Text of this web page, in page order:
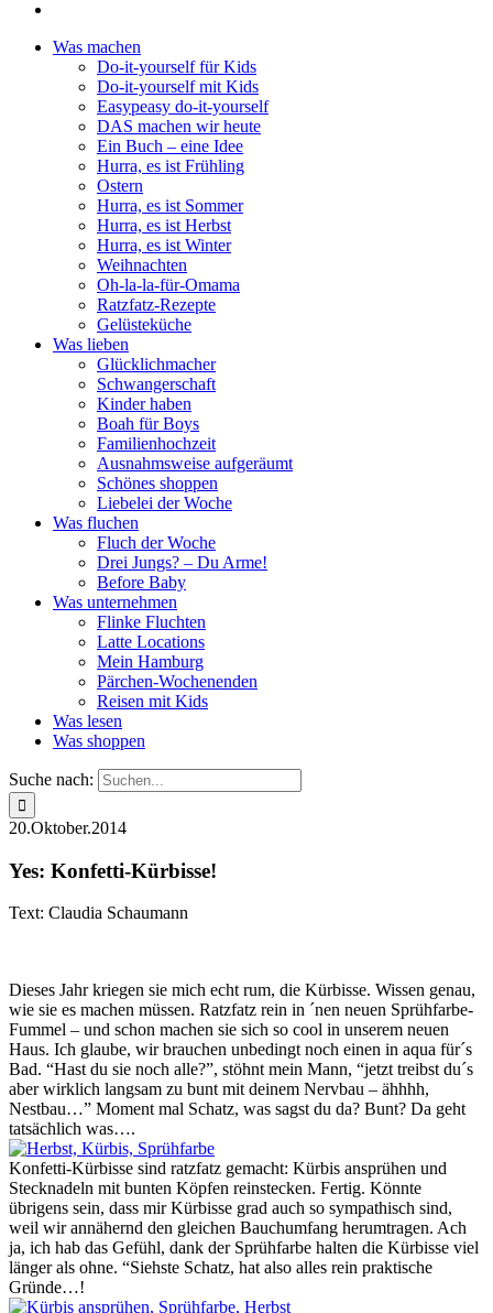
Was machen
Do-it-yourself für Kids
Do-it-yourself mit Kids
Easypeasy do-it-yourself
DAS machen wir heute
Ein Buch – eine Idee
Hurra, es ist Frühling
Ostern
Hurra, es ist Sommer
Hurra, es ist Herbst
Hurra, es ist Winter
Weihnachten
Oh-la-la-für-Omama
Ratzfatz-Rezepte
Gelüsteküche
Was lieben
Glücklichmacher
Schwangerschaft
Kinder haben
Boah für Boys
Familienhochzeit
Ausnahmsweise aufgeräumt
Schönes shoppen
Liebelei der Woche
Was fluchen
Fluch der Woche
Drei Jungs? – Du Arme!
Before Baby
Was unternehmen
Flinke Fluchten
Latte Locations
Mein Hamburg
Pärchen-Wochenenden
Reisen mit Kids
Was lesen
Was shoppen
Suche nach:
20.Oktober.2014
Yes: Konfetti-Kürbisse!
Text: Claudia Schaumann
Dieses Jahr kriegen sie mich echt rum, die Kürbisse. Wissen genau,
wie sie es machen müssen. Ratzfatz rein in ´nen neuen Sprühfarbe-
Fummel – und schon machen sie sich so cool in unserem neuen
Haus. Ich glaube, wir brauchen unbedingt noch einen in aqua für´s
Bad. “Hast du sie noch alle?”, stöhnt mein Mann, “jetzt treibst du´s
aber wirklich langsam zu bunt mit deinem Nervbau – ähhhh,
Nestbau…” Moment mal Schatz, was sagst du da? Bunt? Da geht
tatsächlich was….
Konfetti-Kürbisse sind ratzfatz gemacht: Kürbis ansprühen und
Stecknadeln mit bunten Köpfen reinstecken. Fertig. Könnte
übrigens sein, dass mir Kürbisse grad auch so sympathisch sind,
weil wir annähernd den gleichen Bauchumfang herumtragen. Ach
ja, ich hab das Gefühl, dank der Sprühfarbe halten die Kürbisse viel
länger als ohne. “Siehste Schatz, hat also alles rein praktische
Gründe…!